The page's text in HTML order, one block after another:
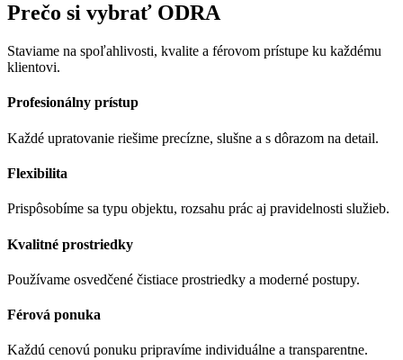
Prečo si vybrať ODRA
Staviame na spoľahlivosti, kvalite a férovom prístupe ku každému
klientovi.
Profesionálny prístup
Každé upratovanie riešime precízne, slušne a s dôrazom na detail.
Flexibilita
Prispôsobíme sa typu objektu, rozsahu prác aj pravidelnosti služieb.
Kvalitné prostriedky
Používame osvedčené čistiace prostriedky a moderné postupy.
Férová ponuka
Každú cenovú ponuku pripravíme individuálne a transparentne.